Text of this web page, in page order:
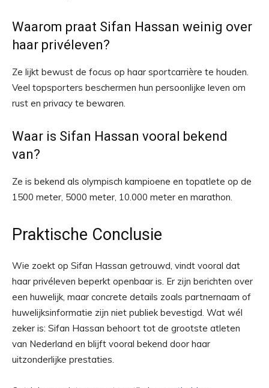
Waarom praat Sifan Hassan weinig over
haar privéleven?
Ze lijkt bewust de focus op haar sportcarrière te houden.
Veel topsporters beschermen hun persoonlijke leven om
rust en privacy te bewaren.
Waar is Sifan Hassan vooral bekend
van?
Ze is bekend als olympisch kampioene en topatlete op de
1500 meter, 5000 meter, 10.000 meter en marathon.
Praktische Conclusie
Wie zoekt op Sifan Hassan getrouwd, vindt vooral dat
haar privéleven beperkt openbaar is. Er zijn berichten over
een huwelijk, maar concrete details zoals partnernaam of
huwelijksinformatie zijn niet publiek bevestigd. Wat wél
zeker is: Sifan Hassan behoort tot de grootste atleten
van Nederland en blijft vooral bekend door haar
uitzonderlijke prestaties.